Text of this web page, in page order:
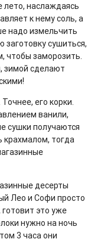
наслаждаясь
к нему соль, а
надо измельчить
заготовку сушиться,
чтобы заморозить.
зимой сделают
его корки.
ванили,
сушки получаются
тогда
десерты
Лео и Софи просто
это уже
нужно на ночь
3 часа они